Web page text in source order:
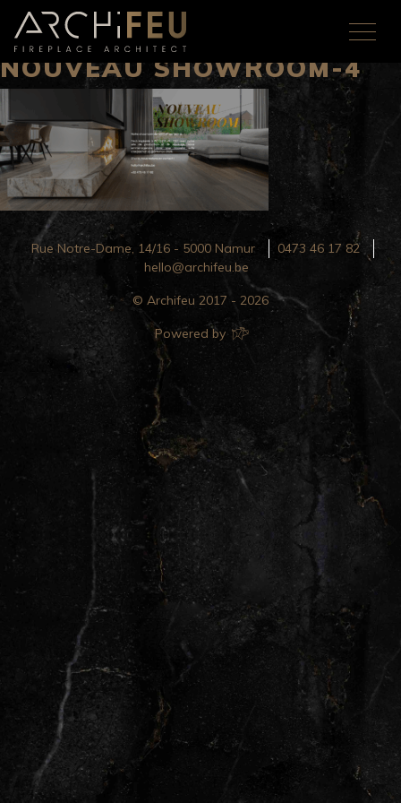
NOUVEAU SHOWROOM-4
Rue Notre-Dame, 14/16 - 5000 Namur
0473 46 17 82
hello@archifeu.be
© Archifeu 2017 - 2026
Powered by